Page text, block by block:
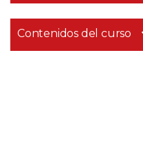
Contenidos del curso